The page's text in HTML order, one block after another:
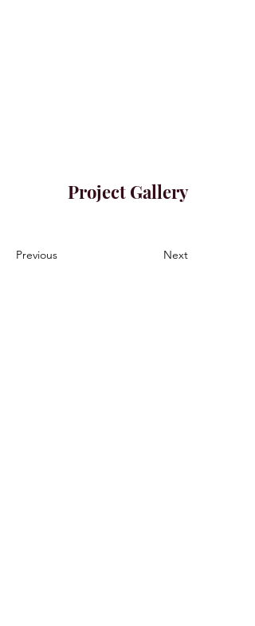
Project Gallery
Previous Next